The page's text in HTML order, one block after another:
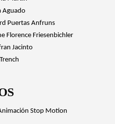
Aguado
Puertas Anfruns
Florence Friesenbichler
Jacinto
Stop Motion